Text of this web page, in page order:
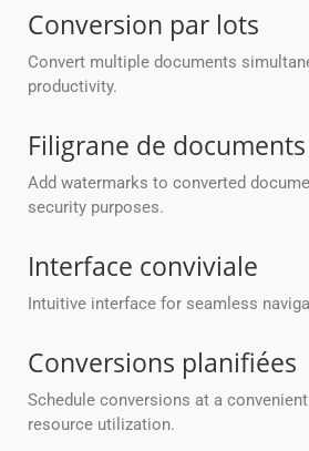
Conversion par lots
Convert multiple documents
productivity.
Filigrane de documents
Add watermarks to converted
security purposes.
Interface conviviale
Intuitive interface for seamless
Conversions planifiées
Schedule conversions at a
resource utilization.